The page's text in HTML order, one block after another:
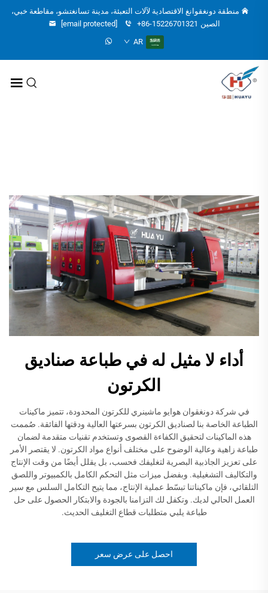
منطقة دونغقوانغ الاقتصادية لآلات التعبئة، مدينة تسانغتشو، مقاطعة خبي،
الصين +86-15226701321
[email protected]
AR
أداء لا مثيل له في طباعة صناديق
الكرتون
في شركة دونغقوان هوايو ماشينري للكرتون المحدودة، تتميز ماكينات
الطباعة الخاصة بنا لصناديق الكرتون بسرعتها العالية ودقتها الفائقة. صُممت
هذه الماكينات لتحقيق الكفاءة القصوى وتستخدم تقنيات متقدمة لضمان
طباعة زاهية وعالية الوضوح على مختلف أنواع مواد الكرتون. لا يقتصر الأمر
على تعزيز الجاذبية البصرية لتغليفك فحسب، بل يقلل أيضًا من وقت الإنتاج
والتكاليف التشغيلية. وبفضل ميزات مثل التحكم الكامل بالكمبيوتر واللصق
التلقائي، فإن ماكيناتنا تبسّط عملية الإنتاج، مما يتيح التكامل السلس مع سير
العمل الحالي لديك. وتكفل لك التزامنا بالجودة والابتكار الحصول على حل
طباعة يلبي متطلبات قطاع التغليف الحديث.
احصل على عرض سعر